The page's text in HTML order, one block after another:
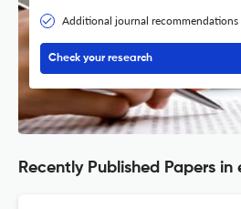
Additional journal recommendations
Check your research
Recently Published Papers